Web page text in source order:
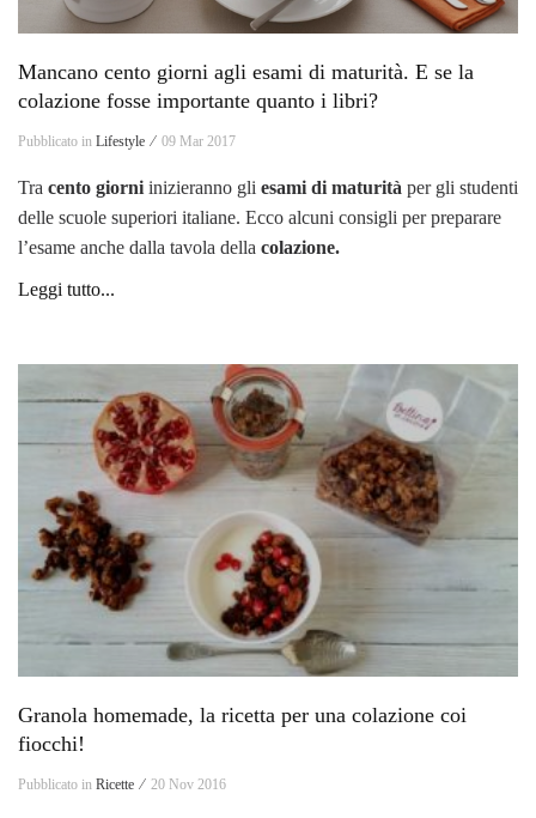
Mancano cento giorni agli esami di maturità. E se la
colazione fosse importante quanto i libri?
Pubblicato in Lifestyle ⁄ 09 Mar 2017
Tra cento giorni inizieranno gli esami di maturità per gli studenti
delle scuole superiori italiane. Ecco alcuni consigli per preparare
l’esame anche dalla tavola della colazione.
Leggi tutto...
Granola homemade, la ricetta per una colazione coi
fiocchi!
Pubblicato in Ricette ⁄ 20 Nov 2016